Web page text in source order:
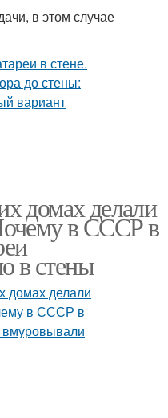
в этом случае
домах делали
в СССР в
в стены